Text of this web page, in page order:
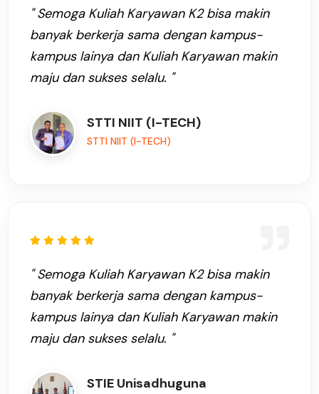
" Semoga Kuliah Karyawan K2 bisa makin
banyak berkerja sama dengan kampus-
kampus lainya dan Kuliah Karyawan makin
maju dan sukses selalu. "
STTI NIIT (I-TECH)
STTI NIIT (I-TECH)
" Semoga Kuliah Karyawan K2 bisa makin
banyak berkerja sama dengan kampus-
kampus lainya dan Kuliah Karyawan makin
maju dan sukses selalu. "
STIE Unisadhuguna